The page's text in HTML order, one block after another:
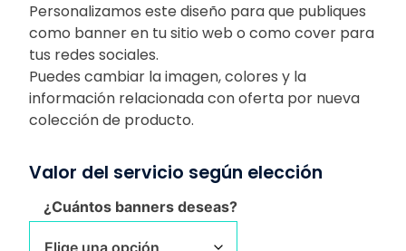
Personalizamos este diseño para que publiques
como banner en tu sitio web o como cover para
tus redes sociales.
Puedes cambiar la imagen, colores y la
información relacionada con oferta por nueva
colección de producto.
Valor del servicio según elección
¿Cuántos banners deseas?